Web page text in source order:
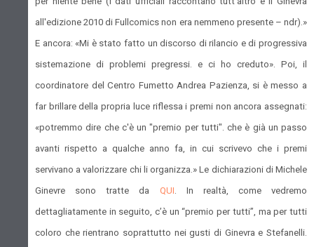
all'edizione 2010 di Fullcomics non era nemmeno presente – ndr).»
E ancora: «Mi è stato fatto un discorso di rilancio e di progressiva
sistemazione di problemi pregressi. e ci ho creduto». Poi, il
coordinatore del Centro Fumetto Andrea Pazienza, si è messo a
far brillare della propria luce riflessa i premi non ancora assegnati:
«potremmo dire che c'è un "premio per tutti". che è già un passo
avanti rispetto a qualche anno fa, in cui scrivevo che i premi
servivano a valorizzare chi li organizza.» Le dichiarazioni di Michele
Ginevre sono tratte da QUI . In realtà, come vedremo
dettagliatamente in seguito, c’è un “premio per tutti”, ma per tutti
coloro che rientrano soprattutto nei gusti di Ginevra e Stefanelli.